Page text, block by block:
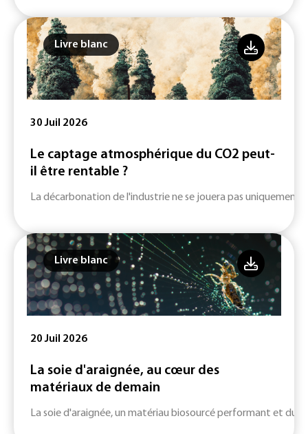
Livre blanc
30 Juil 2026
Le captage atmosphérique du CO2 peut-
il être rentable ?
La décarbonation de l'industrie ne se jouera pas uniquement
Livre blanc
20 Juil 2026
La soie d'araignée, au cœur des
matériaux de demain
La soie d'araignée, un matériau biosourcé performant et